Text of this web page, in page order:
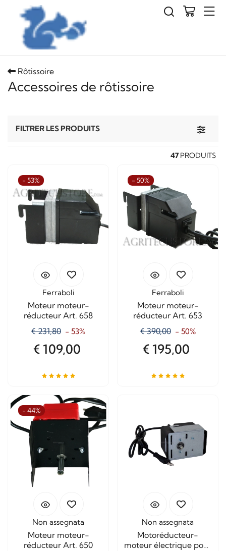
Rôtissoire
Accessoires de rôtissoire
Toggle
FILTRER LES PRODUITS
47 PRODUITS
- 53%
Ferraboli
Moteur moteur-
réducteur Art. 658
€ 231,80 - 53%
€ 109,00
- 50%
Ferraboli
Moteur moteur-
réducteur Art. 653
€ 390,00 - 50%
€ 195,00
- 44%
Non assegnata
Moteur moteur-
réducteur Art. 650
Non assegnata
Motoréducteur-
moteur électrique pour